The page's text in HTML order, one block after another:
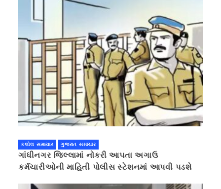
કલોલ સમાચાર ગુજરાત સમાચાર
ગાંધીનગર જિલ્લામાં નોકરી આપતા અગાઉ
કર્મચારીઓની માહિતી પોલીસ સ્ટેશનમાં આપવી પડશે